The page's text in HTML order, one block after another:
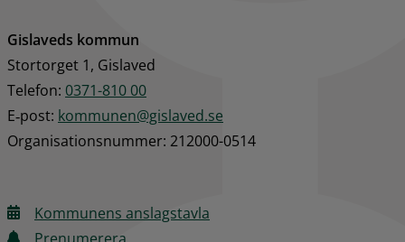
Gislaveds kommun
Stortorget 1, Gislaved
Telefon: 0371-810 00
E‑post: kommunen@gislaved.se
Organisationsnummer: 212000-0514
Kommunens anslagstavla